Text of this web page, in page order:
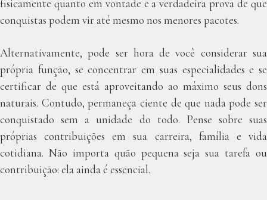
fisicamente quanto em vontade e a verdadeira prova de que
conquistas podem vir até mesmo nos menores pacotes.
Alternativamente, pode ser hora de você considerar sua
própria função, se concentrar em suas especialidades e se
certificar de que está aproveitando ao máximo seus dons
naturais. Contudo, permaneça ciente de que nada pode ser
conquistado sem a unidade do todo. Pense sobre suas
próprias contribuições em sua carreira, família e vida
cotidiana. Não importa quão pequena seja sua tarefa ou
contribuição: ela ainda é essencial.